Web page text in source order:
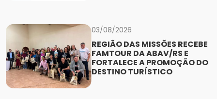
03/08/2026
REGIÃO DAS MISSÕES RECEBE
FAMTOUR DA ABAV/RS E
FORTALECE A PROMOÇÃO DO
DESTINO TURÍSTICO